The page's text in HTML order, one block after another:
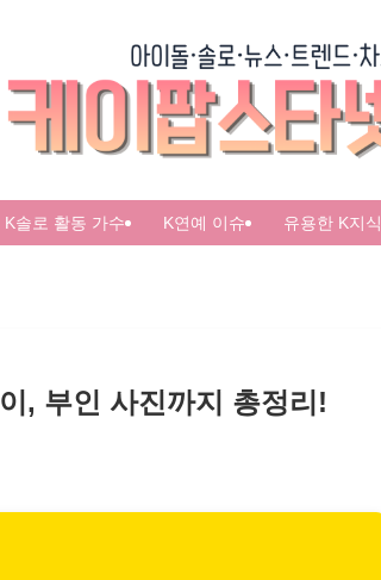
K솔로 활동 가수 K연예 이슈 유용한 K지식
, 부인 사진까지 총정리!